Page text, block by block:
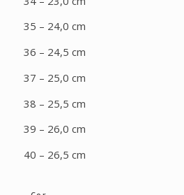
35 – 24,0 cm
36 – 24,5 cm
37 – 25,0 cm
38 – 25,5 cm
39 – 26,0 cm
40 – 26,5 cm